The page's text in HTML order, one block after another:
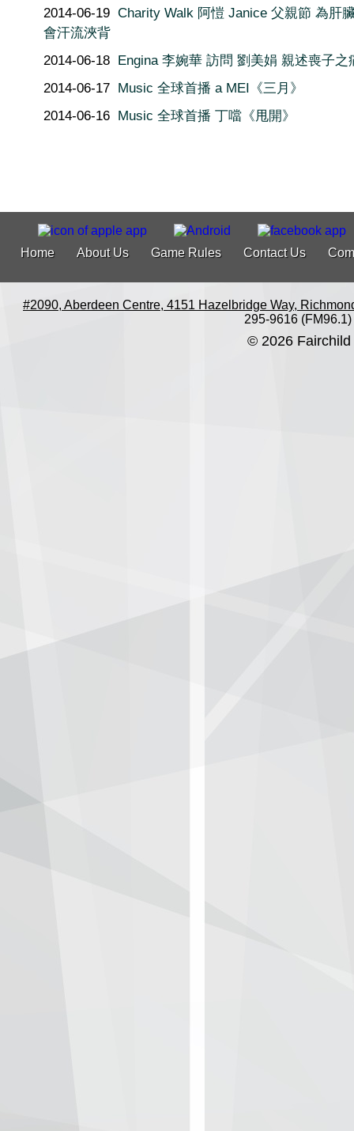
2014-06-19 Charity Walk 阿愷 Janice 父親節 為肝
會汗流浹背
2014-06-18 Engina 李婉華 訪問 劉美娟 親述喪子之
2014-06-17 Music 全球首播 a MEI《三月》
2014-06-16 Music 全球首播 丁噹《甩開》
Home About Us Game Rules Contact Us
#2090, Aberdeen Centre, 4151 Hazelbridge Way,
295-9616 (FM96.1)
© 2026 Fairchild